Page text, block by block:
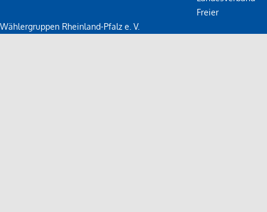
Freier
Wählergruppen Rheinland-Pfalz e. V.